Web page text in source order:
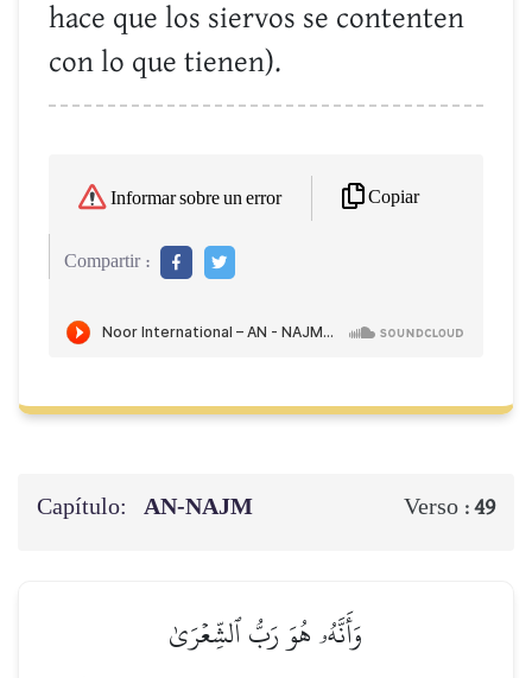
hace que los siervos se contenten
con lo que tienen).
Informar sobre un error Copiar
Compartir :
Capítulo: AN-NAJM Verso :49
وَأَنَّهُۥ هُوَ رَبُّ ٱلشِّعۡرَىٰ